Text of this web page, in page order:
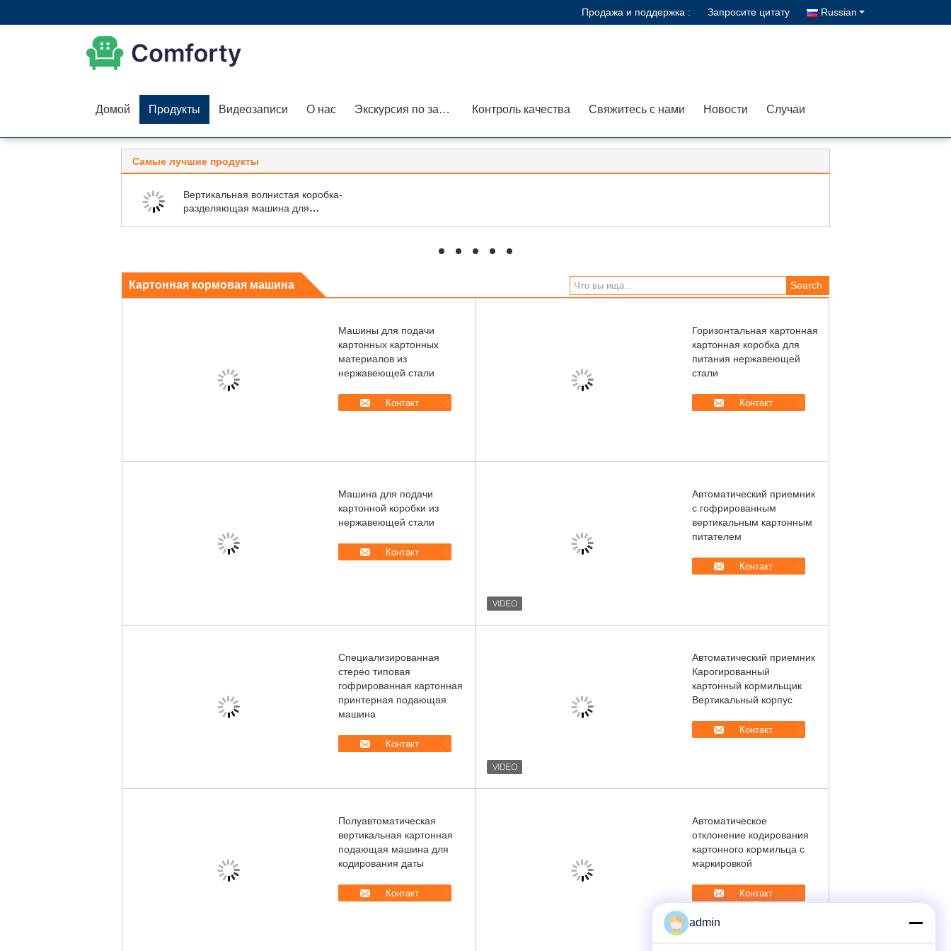
Продажа и поддержка : Запросите цитату Russian
Домой Продукты Видеозаписи О нас Экскурсия по заводу Контроль качества Свяжитесь с нами Новости Случаи
Самые лучшие продукты
Вертикальная волнистая коробка-
разделяющая машина для
hd hd hd hd hd
Картонная кормовая машина
Машины для подачи
картонных картонных
материалов из
нержавеющей стали
Контакт
Горизонтальная картонная
картонная коробка для
питания нержавеющей
стали
Контакт
Машина для подачи
картонной коробки из
нержавеющей стали
Контакт
Автоматический приемник
с гофрированным
вертикальным картонным
питателем
Контакт
Специализированная
стерео типовая
гофрированная картонная
принтерная подающая
машина
Контакт
Автоматический приемник
Карогированный
картонный кормильщик
Вертикальный корпус
Контакт
Полуавтоматическая
вертикальная картонная
подающая машина для
кодирования даты
Контакт
Автоматическое
отклонение кодирования
картонного кормильца с
маркировкой
Контакт
admin